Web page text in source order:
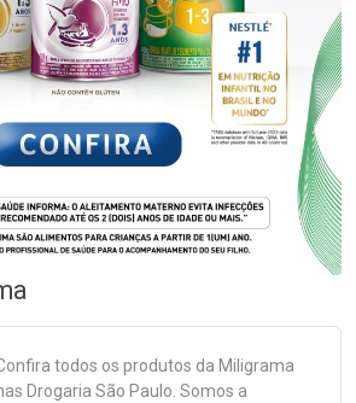
todos os produtos da Miligrama
Drogaria São Paulo. Somos a